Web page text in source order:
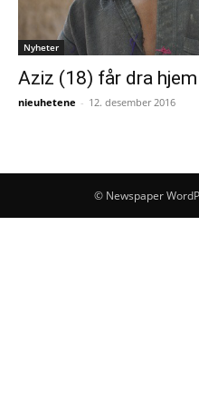
Nyheter
Aziz (18) får dra
nieuhetene - 12. desember 2016
© Newspaper